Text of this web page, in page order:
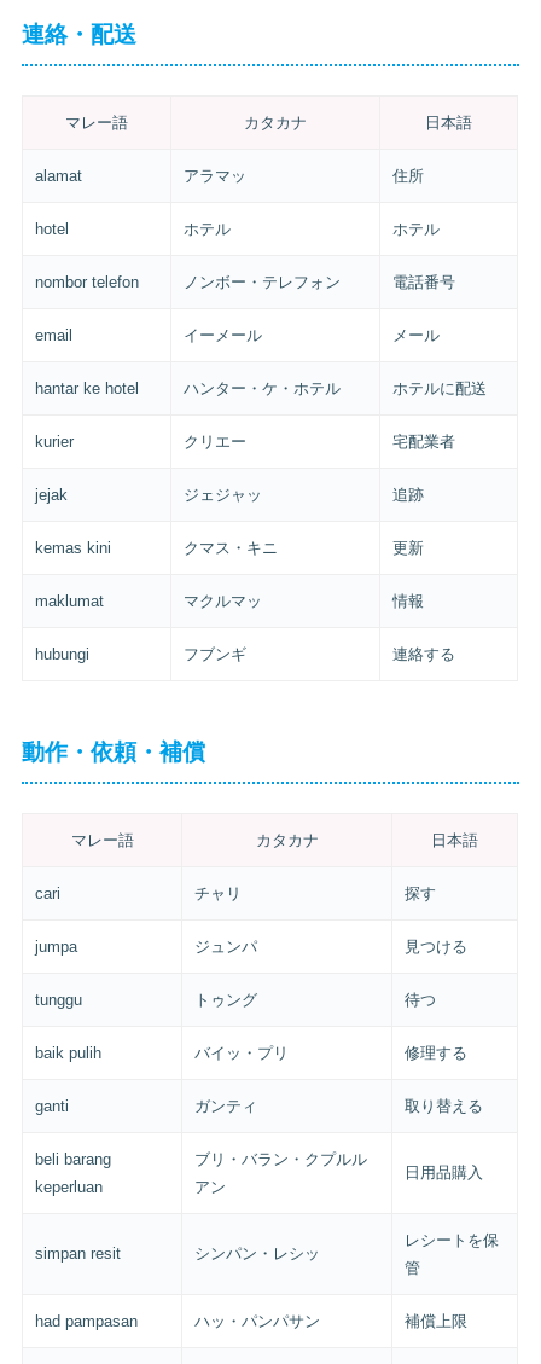
連絡・配送
マレー語 カタカナ 日本語
alamat アラマッ 住所
hotel ホテル ホテル
nombor telefon ノンボー・テレフォン 電話番号
email イーメール メール
hantar ke hotel ハンター・ケ・ホテル ホテルに配送
kurier クリエー 宅配業者
jejak ジェジャッ 追跡
kemas kini クマス・キニ 更新
maklumat マクルマッ 情報
hubungi フブンギ 連絡する
動作・依頼・補償
マレー語 カタカナ 日本語
cari チャリ 探す
jumpa ジュンパ 見つける
tunggu トゥング 待つ
baik pulih バイッ・プリ 修理する
ganti ガンティ 取り替える
beli barang
keperluan
ブリ・バラン・クプルル
アン
日用品購入
simpan resit シンパン・レシッ
レシートを保
管
had pampasan ハッ・パンパサン 補償上限